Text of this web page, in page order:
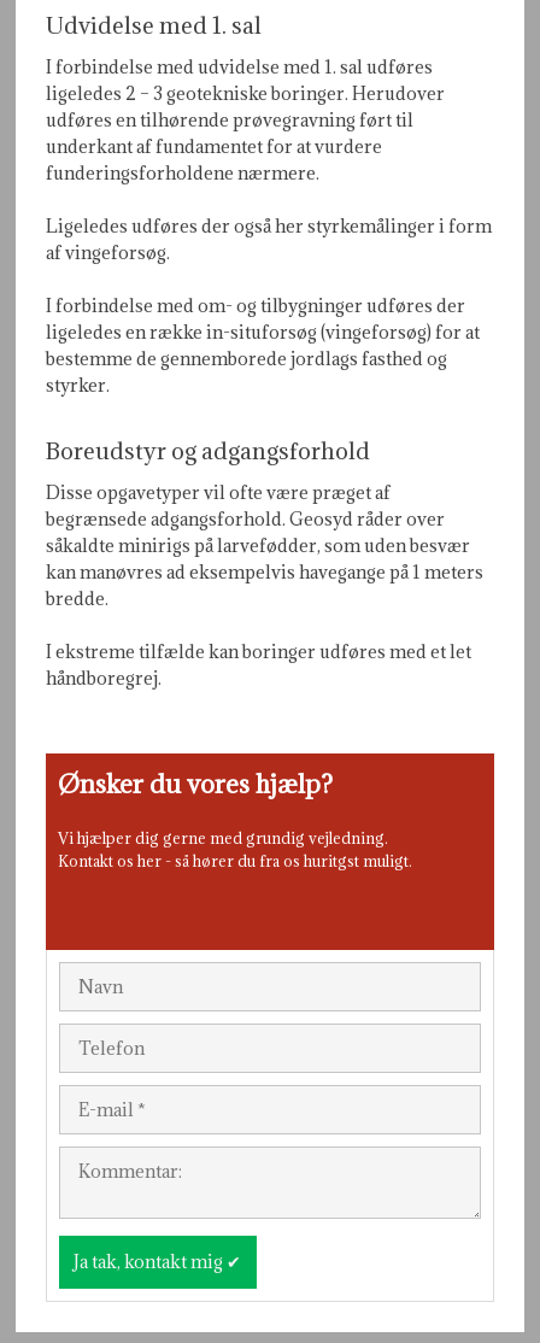
Udvidelse med 1. sal
I forbindelse med udvidelse med 1. sal udføres
ligeledes 2 – 3 geotekniske boringer. Herudover
udføres en tilhørende prøvegravning ført til
underkant af fundamentet for at vurdere
funderingsforholdene nærmere.
Ligeledes udføres der også her styrkemålinger i form
af vingeforsøg.
I forbindelse med om- og tilbygninger udføres der
ligeledes en række in-situforsøg (vingeforsøg) for at
bestemme de gennemborede jordlags fasthed og
styrker.
Boreudstyr og adgangsforhold
Disse opgavetyper vil ofte være præget af
begrænsede adgangsforhold. Geosyd råder over
såkaldte minirigs på larvefødder, som uden besvær
kan manøvres ad eksempelvis havegange på 1 meters
bredde.
I ekstreme tilfælde kan boringer udføres med et let
håndboregrej.
Ønsker du vores hjælp?
Vi hjælper dig gerne med grundig vejledning.
Kontakt os her - så hører du fra os huritgst muligt.